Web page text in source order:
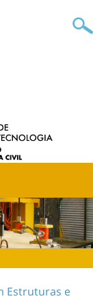
Estruturas e